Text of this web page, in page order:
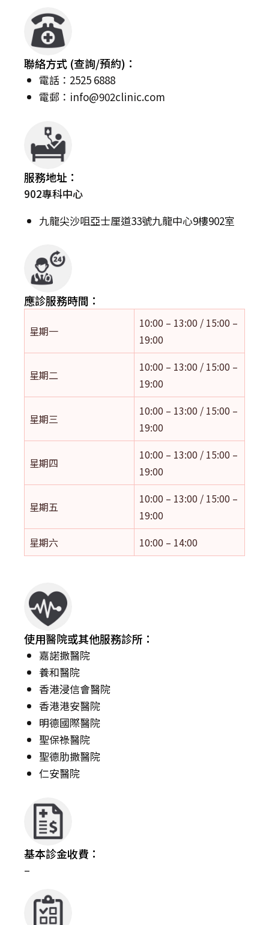
聯絡方式 (查詢/預約)：
電話：2525 6888
電郵： info@902clinic.com
服務地址：
902專科中心
九龍尖沙咀亞士厘道33號九龍中心9樓902室
應診服務時間：
星期一
10:00 – 13:00 / 15:00 –
19:00
星期二
10:00 – 13:00 / 15:00 –
19:00
星期三
10:00 – 13:00 / 15:00 –
19:00
星期四
10:00 – 13:00 / 15:00 –
19:00
星期五
10:00 – 13:00 / 15:00 –
19:00
星期六
10:00 – 14:00
使用醫院或其他服務診所：
嘉諾撒醫院
養和醫院
香港浸信會醫院
香港港安醫院
明德國際醫院
聖保祿醫院
聖德肋撒醫院
仁安醫院
基本診金收費：
–